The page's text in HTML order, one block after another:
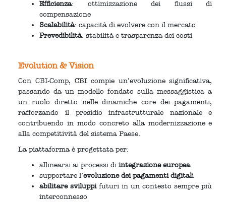
Efficienza: ottimizzazione dei flussi di
compensazione
Scalabilità: capacità di evolvere con il mercato
Prevedibilità: stabilità e trasparenza dei costi
Evolution & Vision
Con CBI-Comp, CBI compie un’evoluzione significativa,
passando da un modello fondato sulla messaggistica a
un ruolo diretto nelle dinamiche core dei pagamenti,
rafforzando il presidio infrastrutturale nazionale e
contribuendo in modo concreto alla modernizzazione e
alla competitività del sistema Paese.
La piattaforma è progettata per:
allinearsi ai processi diintegrazione europea
supportare l’evoluzione dei pagamenti digitali
abilitare sviluppifuturi in un contesto sempre più
interconnesso